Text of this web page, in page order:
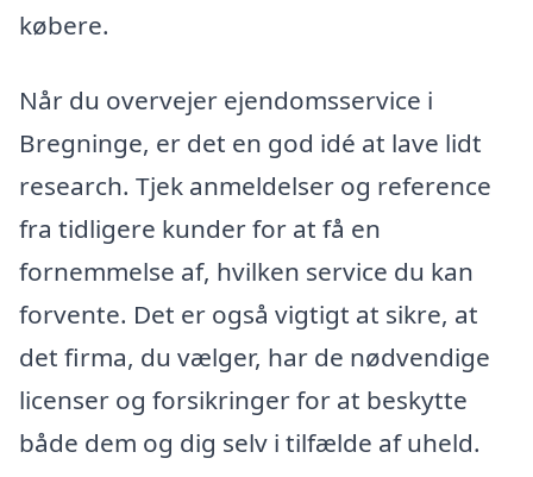
købere.
Når du overvejer ejendomsservice i
Bregninge, er det en god idé at lave lidt
research. Tjek anmeldelser og reference
fra tidligere kunder for at få en
fornemmelse af, hvilken service du kan
forvente. Det er også vigtigt at sikre, at
det firma, du vælger, har de nødvendige
licenser og forsikringer for at beskytte
både dem og dig selv i tilfælde af uheld.